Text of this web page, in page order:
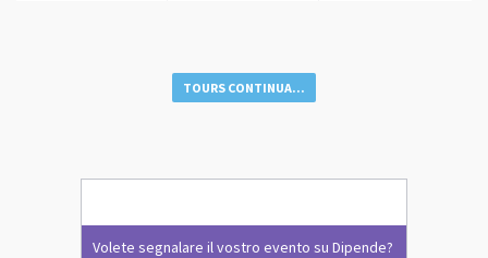
TOURS CONTINUA...
Volete segnalare il vostro evento su Dipende?